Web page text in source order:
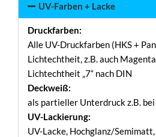
UV-Farben + Lacke
Druckfarben:
Alle UV-Druckfarben (HKS +
Lichtechtheit, z.B. auch
Lichtechtheit „7“ nach DIN
Deckweiß:
als partieller Unterdruck z.B.
UV-Lackierung:
UV-Lacke, Hochglanz/